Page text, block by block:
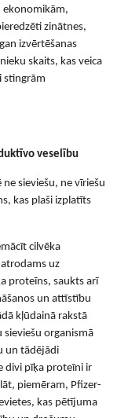
zinātnes,
izvērtēšanas
skaits, kas veica
stingrām
veselību
sieviešu, ne vīriešu
kas plaši izplatīts
cilvēka
uz
proteīns, saukts arī
un attīstību
kļūdainā rakstā
organismā
un tādējādi
divi pīķa proteīni ir
piemēram, Pfizer-
kas pētījuma